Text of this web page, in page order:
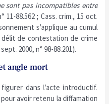
sont pas incompatibles entre
11-88.562 ; Cass. crim., 15 oct.
s’applique au cumul
de contestation de crime
2000, n° 98-88.201).
angle mort
dans l’acte introductif.
avoir retenu la diffamation